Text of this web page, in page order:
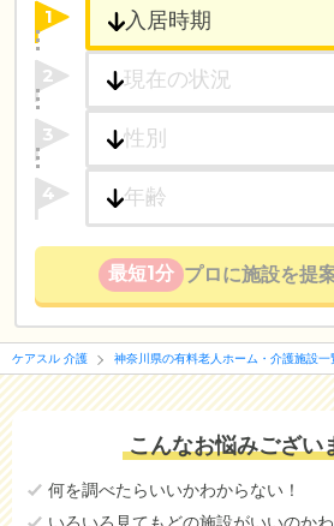
1
2
3
4
最短1分 プロに施設を提
ケアスル 介護 神奈川県の有料老人ホーム・介護施設一
こんなお悩みござい
何を調べたらいいかわからない！